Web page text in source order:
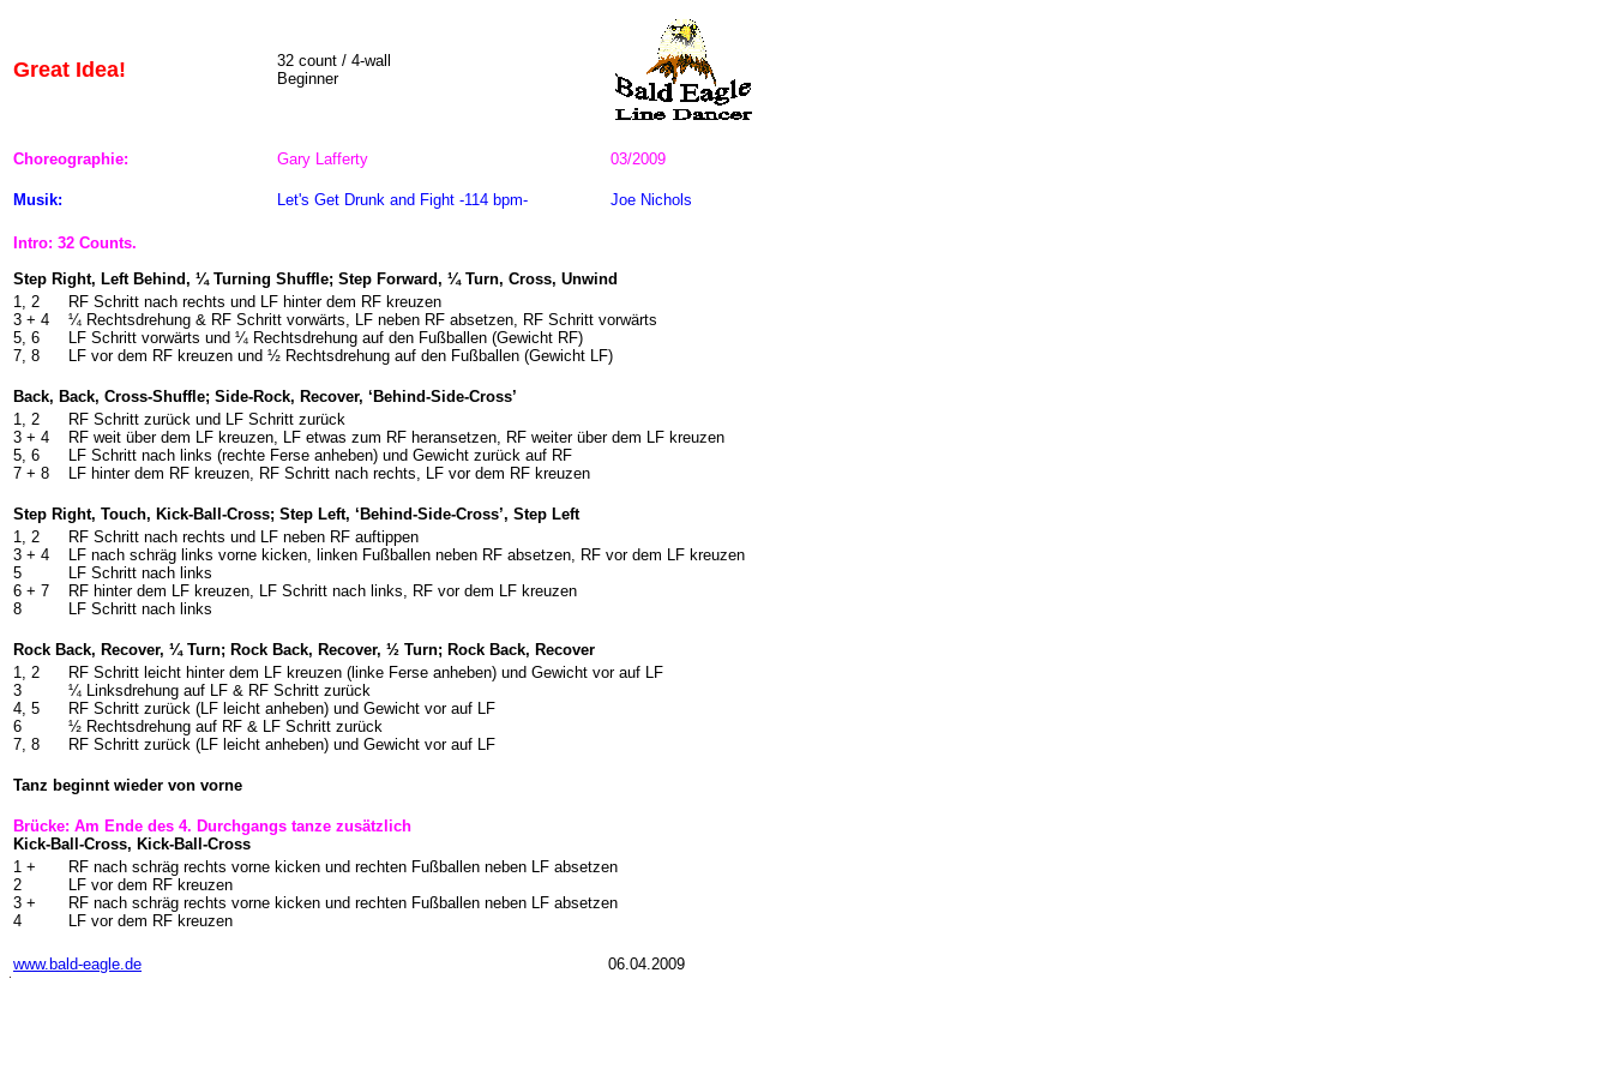
Great Idea!
32 count / 4-wall
Beginner
Choreographie: Gary Lafferty 03/2009
Musik: Let's Get Drunk and Fight -114 bpm- Joe Nichols
Intro: 32 Counts.
Step Right, Left Behind, ¼ Turning Shuffle; Step Forward, ¼ Turn, Cross, Unwind
1, 2
3 + 4
5, 6
7, 8
RF Schritt nach rechts und LF hinter dem RF kreuzen
¼ Rechtsdrehung & RF Schritt vorwärts, LF neben RF absetzen, RF Schritt vorwärts
LF Schritt vorwärts und ¼ Rechtsdrehung auf den Fußballen (Gewicht RF)
LF vor dem RF kreuzen und ½ Rechtsdrehung auf den Fußballen (Gewicht LF)
Back, Back, Cross-Shuffle; Side-Rock, Recover, ‘Behind-Side-Cross’
1, 2
3 + 4
5, 6
7 + 8
RF Schritt zurück und LF Schritt zurück
RF weit über dem LF kreuzen, LF etwas zum RF heransetzen, RF weiter über dem LF kreuzen
LF Schritt nach links (rechte Ferse anheben) und Gewicht zurück auf RF
LF hinter dem RF kreuzen, RF Schritt nach rechts, LF vor dem RF kreuzen
Step Right, Touch, Kick-Ball-Cross; Step Left, ‘Behind-Side-Cross’, Step Left
1, 2
3 + 4
5
6 + 7
8
RF Schritt nach rechts und LF neben RF auftippen
LF nach schräg links vorne kicken, linken Fußballen neben RF absetzen, RF vor dem LF kreuzen
LF Schritt nach links
RF hinter dem LF kreuzen, LF Schritt nach links, RF vor dem LF kreuzen
LF Schritt nach links
Rock Back, Recover, ¼ Turn; Rock Back, Recover, ½ Turn; Rock Back, Recover
1, 2
3
4, 5
6
7, 8
RF Schritt leicht hinter dem LF kreuzen (linke Ferse anheben) und Gewicht vor auf LF
¼ Linksdrehung auf LF & RF Schritt zurück
RF Schritt zurück (LF leicht anheben) und Gewicht vor auf LF
½ Rechtsdrehung auf RF & LF Schritt zurück
RF Schritt zurück (LF leicht anheben) und Gewicht vor auf LF
Tanz beginnt wieder von vorne
Brücke: Am Ende des 4. Durchgangs tanze zusätzlich
Kick-Ball-Cross, Kick-Ball-Cross
1 +
2
3 +
4
RF nach schräg rechts vorne kicken und rechten Fußballen neben LF absetzen
LF vor dem RF kreuzen
RF nach schräg rechts vorne kicken und rechten Fußballen neben LF absetzen
LF vor dem RF kreuzen
www.bald-eagle.de 06.04.2009